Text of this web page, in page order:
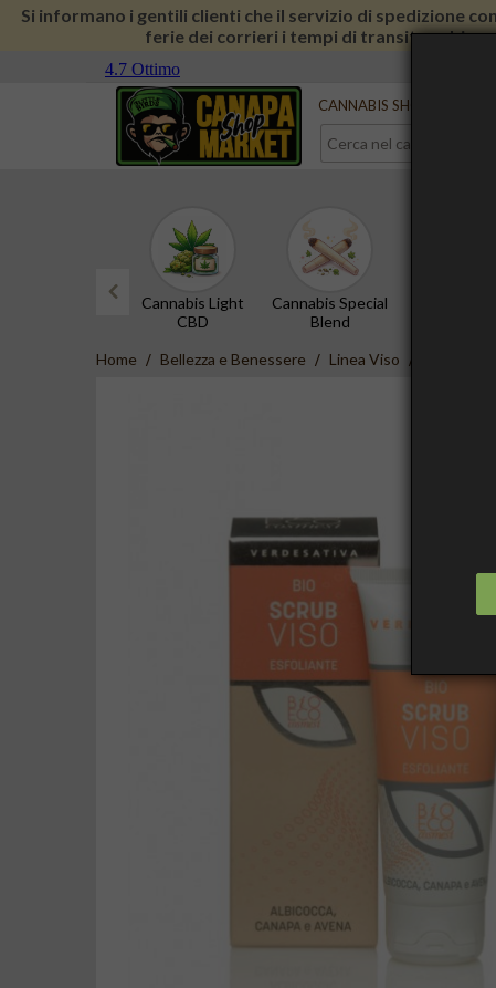
Si informano i gentili clienti che il servizio di spedizione
ferie dei corrieri i tempi di transito
Serve aiuto?
CANNABIS SHOP
Cannabis Light
CBD
Cannabis Special
Blend
Home Bellezza e Benessere Linea Viso Bio